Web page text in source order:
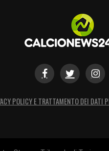
POLICY E TRATTAMENTO DEI DATI